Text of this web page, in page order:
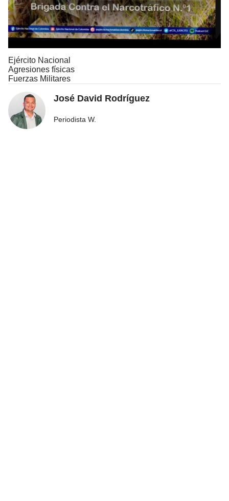
Ejército Nacional
Agresiones físicas
Fuerzas Militares
José David Rodríguez
Periodista W.